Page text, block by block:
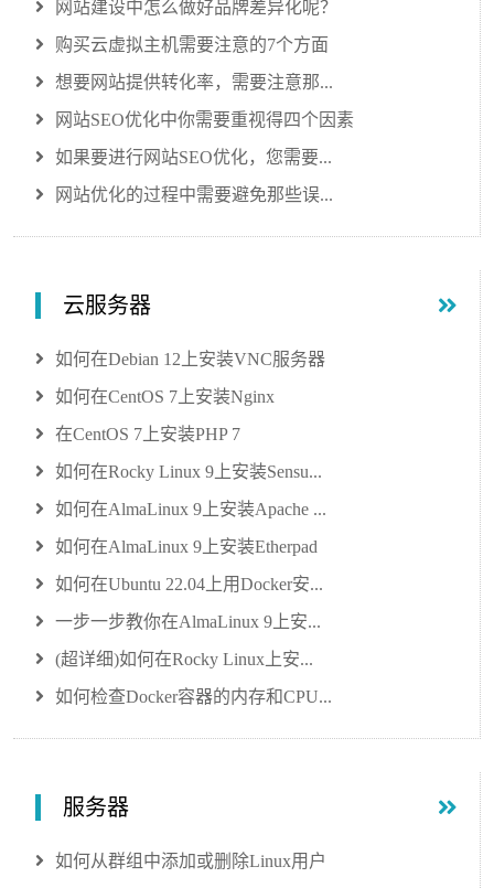
网站建设中怎么做好品牌差异化呢？
购买云虚拟主机需要注意的7个方面
想要网站提供转化率，需要注意那...
网站SEO优化中你需要重视得四个因素
如果要进行网站SEO优化，您需要...
网站优化的过程中需要避免那些误...
云服务器
如何在Debian 12上安装VNC服务器
如何在CentOS 7上安装Nginx
在CentOS 7上安装PHP 7
如何在Rocky Linux 9上安装Sensu...
如何在AlmaLinux 9上安装Apache ...
如何在AlmaLinux 9上安装Etherpad
如何在Ubuntu 22.04上用Docker安...
一步一步教你在AlmaLinux 9上安...
(超详细)如何在Rocky Linux上安...
如何检查Docker容器的内存和CPU...
服务器
如何从群组中添加或删除Linux用户